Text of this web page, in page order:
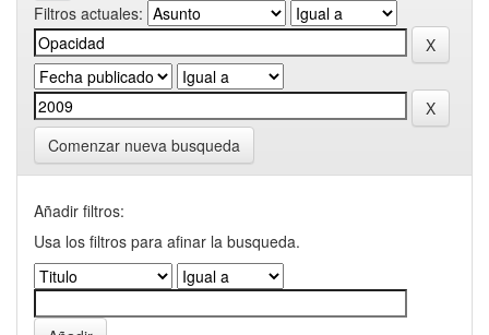
Filtros actuales:
Comenzar nueva busqueda
Añadir filtros:
Usa los filtros para afinar la busqueda.